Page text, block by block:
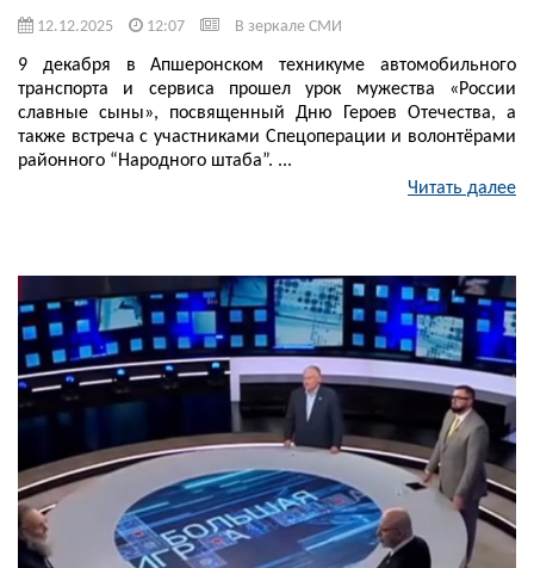
12.12.2025 12:07 В зеркале СМИ
9 декабря в Апшеронском техникуме автомобильного
транспорта и сервиса прошел урок мужества «России
славные сыны», посвященный Дню Героев Отечества, а
также встреча с участниками Спецоперации и волонтёрами
районного “Народного штаба”. ...
Читать далее